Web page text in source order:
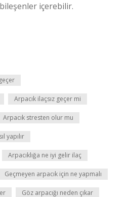
içerebilir.
Arpacık ilaçsız geçer mi
Arpacık stresten olur mu
yapılır
Arpacıklığa ne iyi gelir ilaç
Geçmeyen arpacık için ne yapmalı
Göz arpacığı neden çıkar